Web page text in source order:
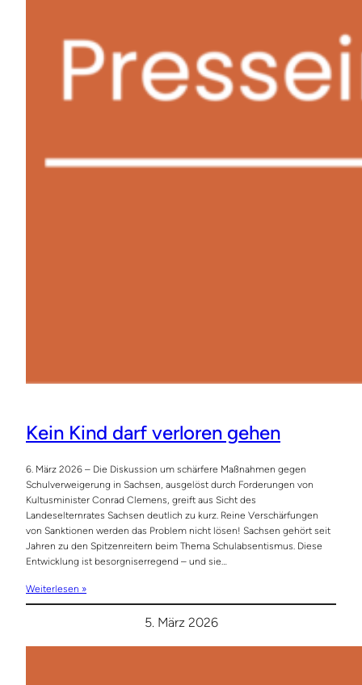
Kein Kind darf verloren gehen
6. März 2026 – Die Diskussion um schärfere Maßnahmen gegen
Schulverweigerung in Sachsen, ausgelöst durch Forderungen von
Kultusminister Conrad Clemens, greift aus Sicht des
Landeselternrates Sachsen deutlich zu kurz. Reine Verschärfungen
von Sanktionen werden das Problem nicht lösen! Sachsen gehört seit
Jahren zu den Spitzenreitern beim Thema Schulabsentismus. Diese
Entwicklung ist besorgniserregend – und sie…
Weiterlesen »
5. März 2026